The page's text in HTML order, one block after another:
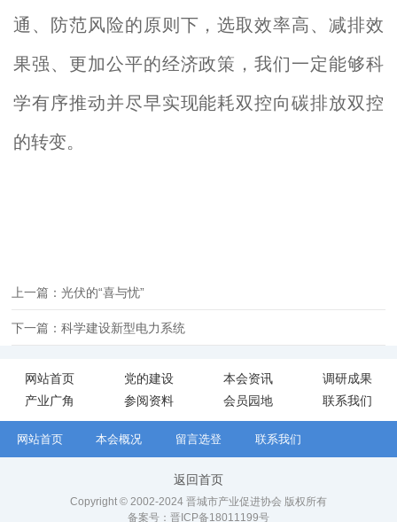
通、防范风险的原则下，选取效率高、减排效
果强、更加公平的经济政策，我们一定能够科
学有序推动并尽早实现能耗双控向碳排放双控
的转变。
上一篇：光伏的“喜与忧”
下一篇：科学建设新型电力系统
网站首页 党的建设 本会资讯
调研成果
产业广角
参阅资料 会员园地 联系我们
网站首页 本会概况 留言选登 联系我们
返回首页
Copyright © 2002-2024 晋城市产业促进协会 版权所有
备案号： 晋ICP备18011199号